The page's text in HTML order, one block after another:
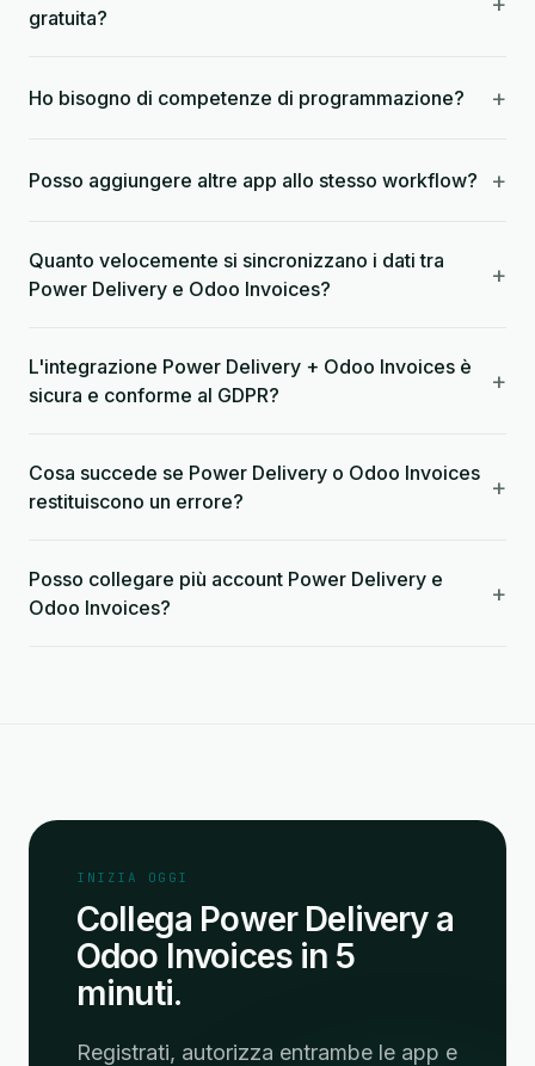
gratuita?
Ho bisogno di competenze di programmazione? +
Posso aggiungere altre app allo stesso workflow? +
Quanto velocemente si sincronizzano i dati tra
Power Delivery e Odoo Invoices?
+
L'integrazione Power Delivery + Odoo Invoices è
sicura e conforme al GDPR?
+
Cosa succede se Power Delivery o Odoo Invoices
restituiscono un errore?
+
Posso collegare più account Power Delivery e
Odoo Invoices?
+
INIZIA OGGI
Collega Power Delivery a
Odoo Invoices in 5
minuti.
Registrati, autorizza entrambe le app e